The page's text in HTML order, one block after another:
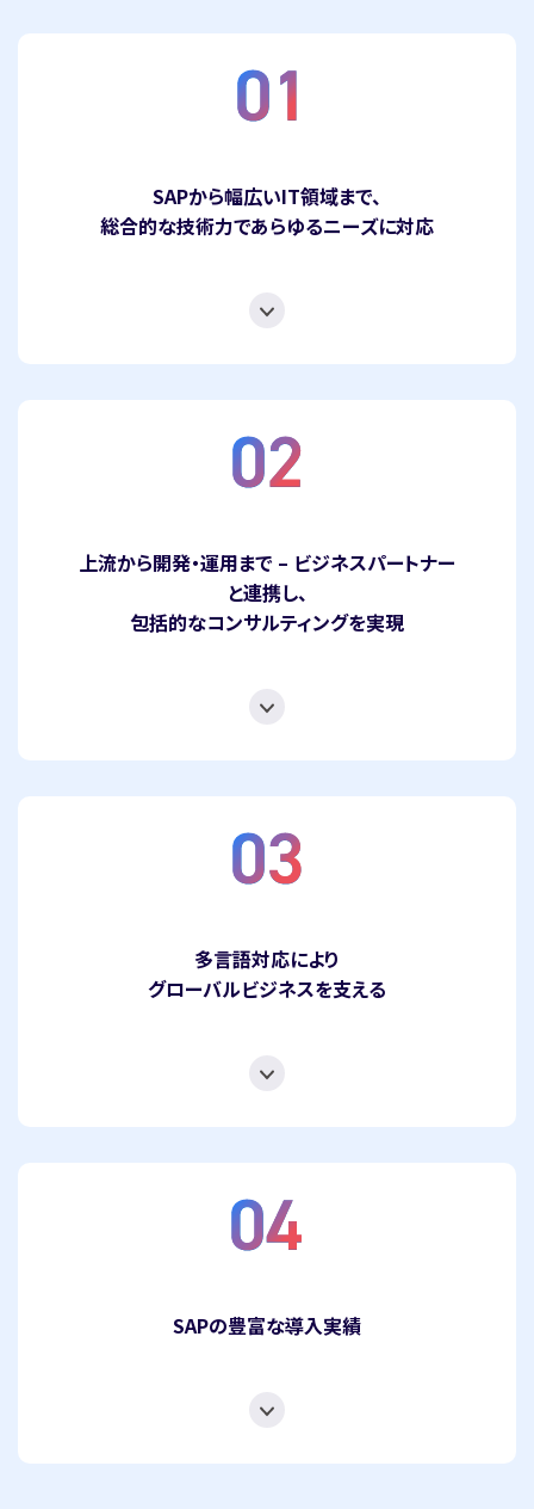
SAPから幅広いIT領域まで、
総合的な技術力であらゆるニーズに対応
上流から開発・運用まで – ビジネスパートナー
と連携し、
包括的なコンサルティングを実現
多言語対応により
グローバルビジネスを支える
SAPの豊富な導入実績